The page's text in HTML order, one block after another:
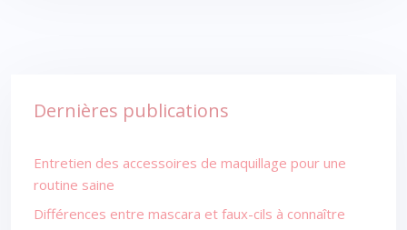
Dernières publications
Entretien des accessoires de maquillage pour une
routine saine
Différences entre mascara et faux-cils à connaître